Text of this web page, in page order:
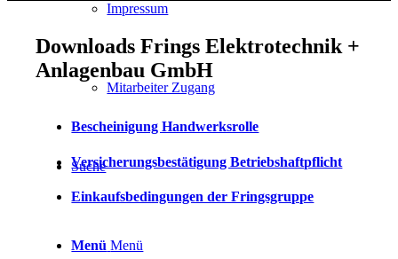
Impressum
Mitarbeiter Zugang
Suche
Menü Menü
Downloads Frings Elektrotechnik +
Anlagenbau GmbH
Bescheinigung Handwerksrolle
Versicherungsbestätigung Betriebshaftpflicht
Einkaufsbedingungen der Fringsgruppe